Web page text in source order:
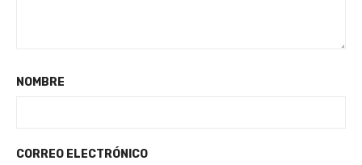
NOMBRE
CORREO ELECTRÓNICO